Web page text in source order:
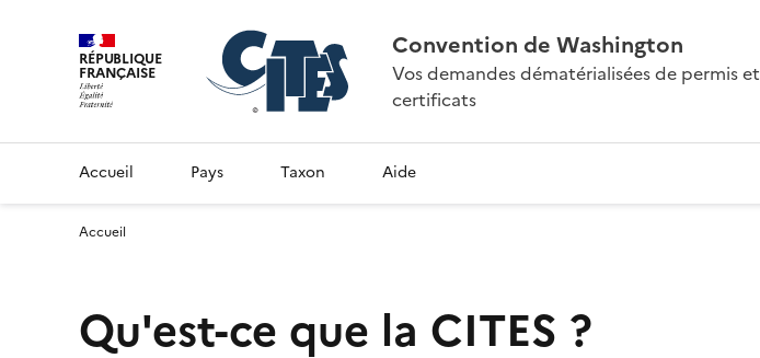
RÉPUBLIQUE
FRANÇAISE
Convention de Washington
Vos demandes dématérialisées de permis et
certificats
Accueil Pays Taxon Aide
Accueil
Qu'est-ce que la CITES ?